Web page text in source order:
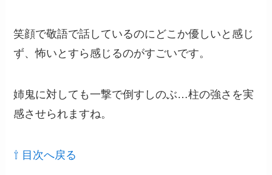
笑顔で敬語で話しているのにどこか優しいと感じ
ず、怖いとすら感じるのがすごいです。
姉鬼に対しても一撃で倒すしのぶ…柱の強さを実
感させられますね。
⇧ 目次へ戻る